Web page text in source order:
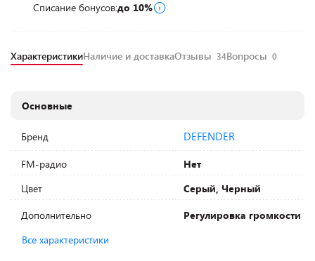
Списание бонусов:до 10%
ХарактеристикиНаличие и доставкаОтзывы 34Вопросы 0
Основные
Бренд DEFENDER
FM-радио
Нет
Цвет
Серый, Черный
Дополнительно
Регулировка громкости
Все характеристики